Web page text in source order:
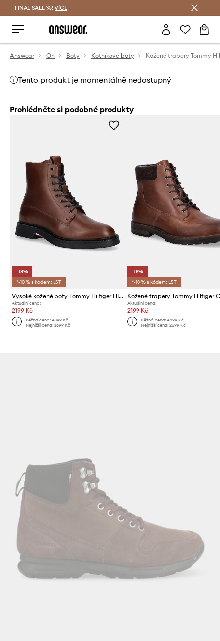
FINAL SALE %! VÍCE
Answear On Boty Kotníkové boty Kožené trapery Tommy
Tento produkt je momentálně nedostupný
Prohlédněte si podobné produkty
-18%
*-10 % s kódem: LST
Vysoké kožené boty Tommy Hilfiger HILFIGER COMFORT LWT LTH BOOT
Aktuální cena:
2199 Kč
Běžná cena:4399 Kč
Nejnižší cena:2699 Kč
-18%
*-10 % s kódem: LST
Aktuální cena:
2199 Kč
Běžná cena: 4399 Kč
Nejnižší cena: 2699 Kč